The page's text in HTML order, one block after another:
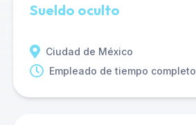
Sueldo oculto
Ciudad de México
Empleado de tiempo completo